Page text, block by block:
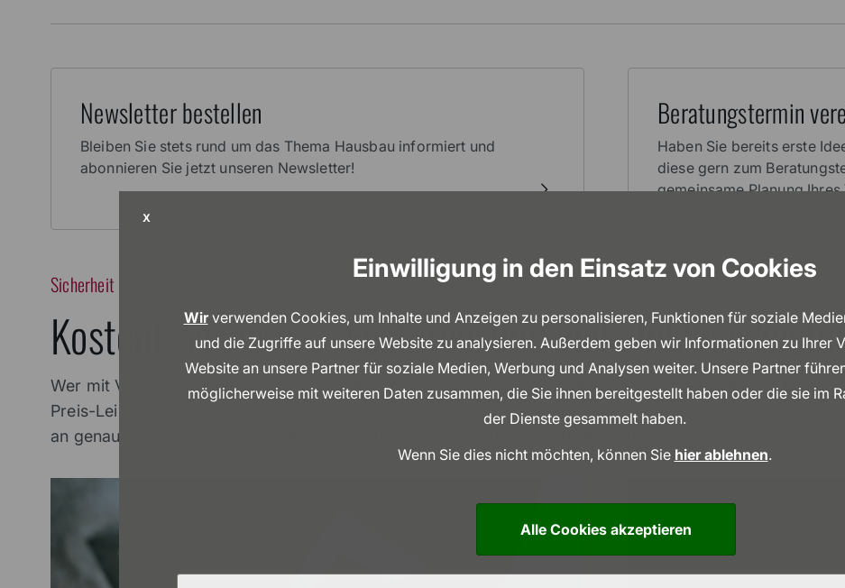
X
Einwilligung in den Einsatz von Cookies
Wirverwenden Cookies, um Inhalte und Anzeigen zu personalisieren, Funktionen für soziale
und die Zugriffe auf unsere Website zu analysieren. Außerdem geben wir Informationen zu Ihrer
Website an unsere Partner für soziale Medien, Werbung und Analysen weiter. Unsere Partner
möglicherweise mit weiteren Daten zusammen, die Sie ihnen bereitgestellt haben oder die sie im
der Dienste gesammelt haben.
Wenn Sie dies nicht möchten, können Sie hier ablehnen.
Alle Cookies akzeptieren
Newsletter bestellen
Bleiben Sie stets rund um das Thema Hausbau informiert und
abonnieren Sie jetzt unseren Newsletter!
Beratungstermin
Haben Sie bereits erste
diese gern zum
gemeinsame Planung
Sicherheit
Kostentransparenz, Festpreis und viele
Wer mit Viebrockhaus baut, erlebt eine entspannte Bauphase. Wir bieten so viele Garantien und
Preis-Leistung bedeutet für uns auch, dass wir für Kostentransparenz während des gesamten Projekts
an genau über alle anfallenden Kosten informieren - auch über sämtliche Baunebenkosten.